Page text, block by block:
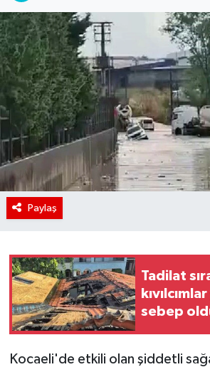
Paylaş
Tadilat
sebep
Kocaeli'de etkili olan şiddetli